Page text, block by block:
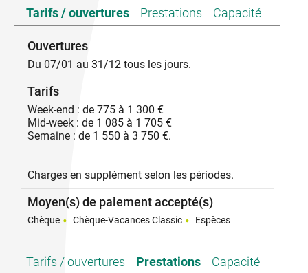
ombragée par la tonnelle, bains de soleil. Nous
sommes à 17km de la jolie ville fleurie de
15km de Privas (capitale du marron glacé, tous
commerces et activités).
Tarifs / ouvertures Prestations Capacité
Ouvertures
Du 07/01 au 31/12 tous les jours.
Tarifs
Week-end : de 775 à 1 300 €
Mid-week : de 1 085 à 1 705 €
Semaine : de 1 550 à 3 750 €.
Charges en supplément selon les périodes.
Moyen(s) de paiement accepté(s)
Chèque Chèque-Vacances Classic Espèces
Tarifs / ouvertures Prestations Capacité